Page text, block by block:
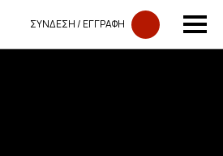
ΣΥΝΔΕΣΗ​​ / ΕΓΓΡΑΦΗ